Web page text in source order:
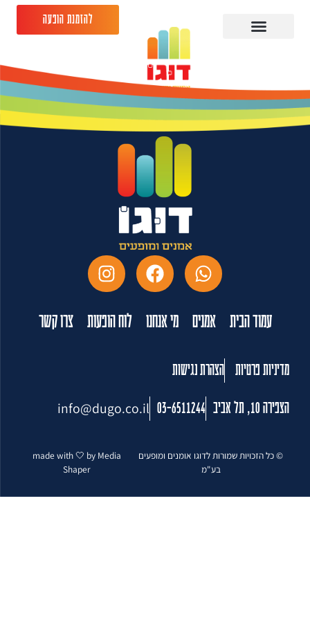
להזמנת הופעה
יונתן ברק -27.04.26 -
גריי תל אביב
עמוד הבית אמנים מי אנחנו לוח הופעות צרו קשר
מדיניות פרטיות הצהרת נגישות
הצפירה 10, תל אביב 03-6511244
info@dugo.co.il
© כל הזכויות שמורות לדוגו אומנים ומופעים
בע"מ
made with 🤍 by Media
Shaper